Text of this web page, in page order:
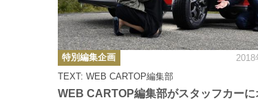
WEB CARTOP編集部がスタッフカー
TEXT: WEB CARTOP編集部
カ
テ
ゴ
リ
ー
特別編集企画 2018